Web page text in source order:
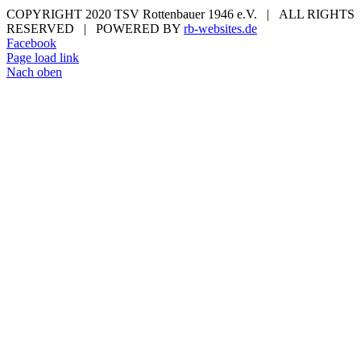
COPYRIGHT 2020 TSV Rottenbauer 1946 e.V. | ALL RIGHTS
RESERVED | POWERED BY rb-websites.de
Facebook
Page load link
Nach oben